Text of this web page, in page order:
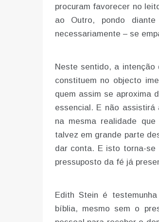
procuram favorecer no
ao Outro, pondo
necessariamente – se
Neste sentido, a
constituem no objecto
quem assim se aproxima
essencial. E não
na mesma realidade
talvez em grande parte
dar conta. E isto torna-
pressuposto da fé já
Edith Stein é
bíblia, mesmo sem o